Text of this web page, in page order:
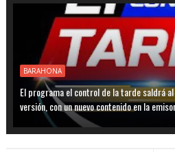
BARAHONA
El programa el control de la tarde saldrá
versión, con un nuevo contenido en la